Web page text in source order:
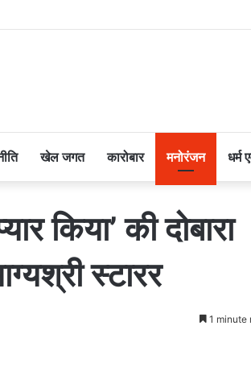
खेल जगत कारोबार मनोरंजन धर्म
किया’ की दोबारा
स्टारर
1 minute